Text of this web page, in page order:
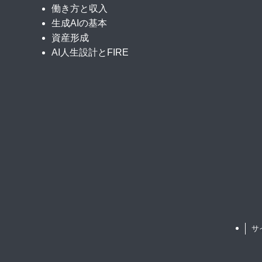
働き方と収入
生成AIの基本
資産形成
AI人生設計とFIRE
サ